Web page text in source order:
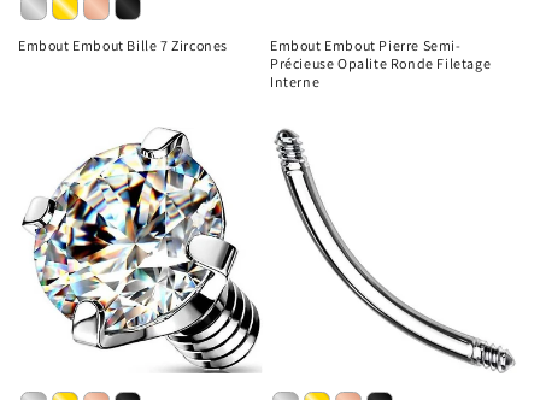
Embout Embout Bille 7 Zircones
Embout Embout Pierre Semi-
Précieuse Opalite Ronde Filetage
Interne